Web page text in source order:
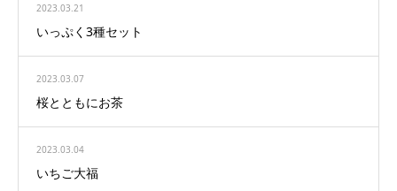
2023.03.21
いっぷく3種セット
2023.03.07
桜とともにお茶
2023.03.04
いちご大福